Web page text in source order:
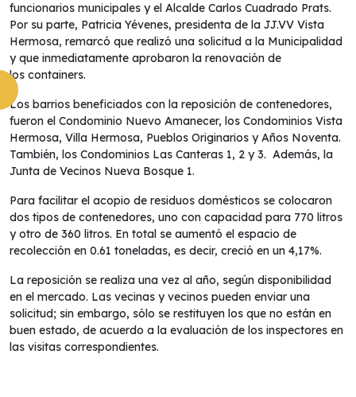
funcionarios municipales y el Alcalde Carlos Cuadrado Prats.
Por su parte, Patricia Yévenes, presidenta de la JJ.VV Vista
Hermosa, remarcó que realizó una solicitud a la Municipalidad
y que inmediatamente aprobaron la renovación de
los containers.
Los barrios beneficiados con la reposición de contenedores,
fueron el Condominio Nuevo Amanecer, los Condominios Vista
Hermosa, Villa Hermosa, Pueblos Originarios y Años Noventa.
También, los Condominios Las Canteras 1, 2 y 3. Además, la
Junta de Vecinos Nueva Bosque 1.
Para facilitar el acopio de residuos domésticos se colocaron
dos tipos de contenedores, uno con capacidad para 770 litros
y otro de 360 litros. En total se aumentó el espacio de
recolección en 0.61 toneladas, es decir, creció en un 4,17%.
La reposición se realiza una vez al año, según disponibilidad
en el mercado. Las vecinas y vecinos pueden enviar una
solicitud; sin embargo, sólo se restituyen los que no están en
buen estado, de acuerdo a la evaluación de los inspectores en
las visitas correspondientes.